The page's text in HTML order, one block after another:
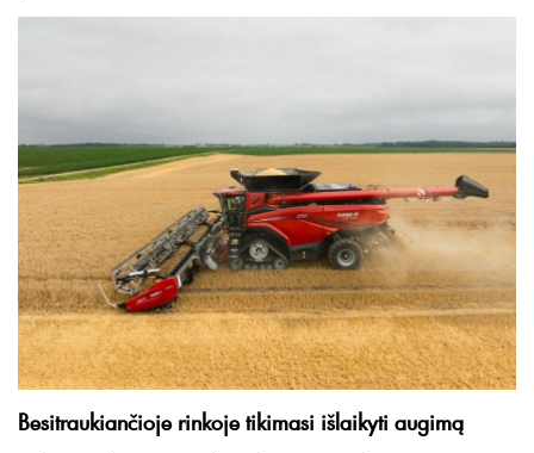
Besitraukiančioje rinkoje tikimasi išlaikyti augimą